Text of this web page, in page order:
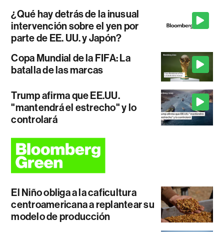
¿Qué hay detrás de la inusual
intervención sobre el yen por
parte de EE. UU. y Japón?
Copa Mundial de la FIFA: La
batalla de las marcas
Trump afirma que EE.UU.
"mantendrá el estrecho" y lo
controlará
El Niño obliga a la caficultura
centroamericana a replantear su
modelo de producción